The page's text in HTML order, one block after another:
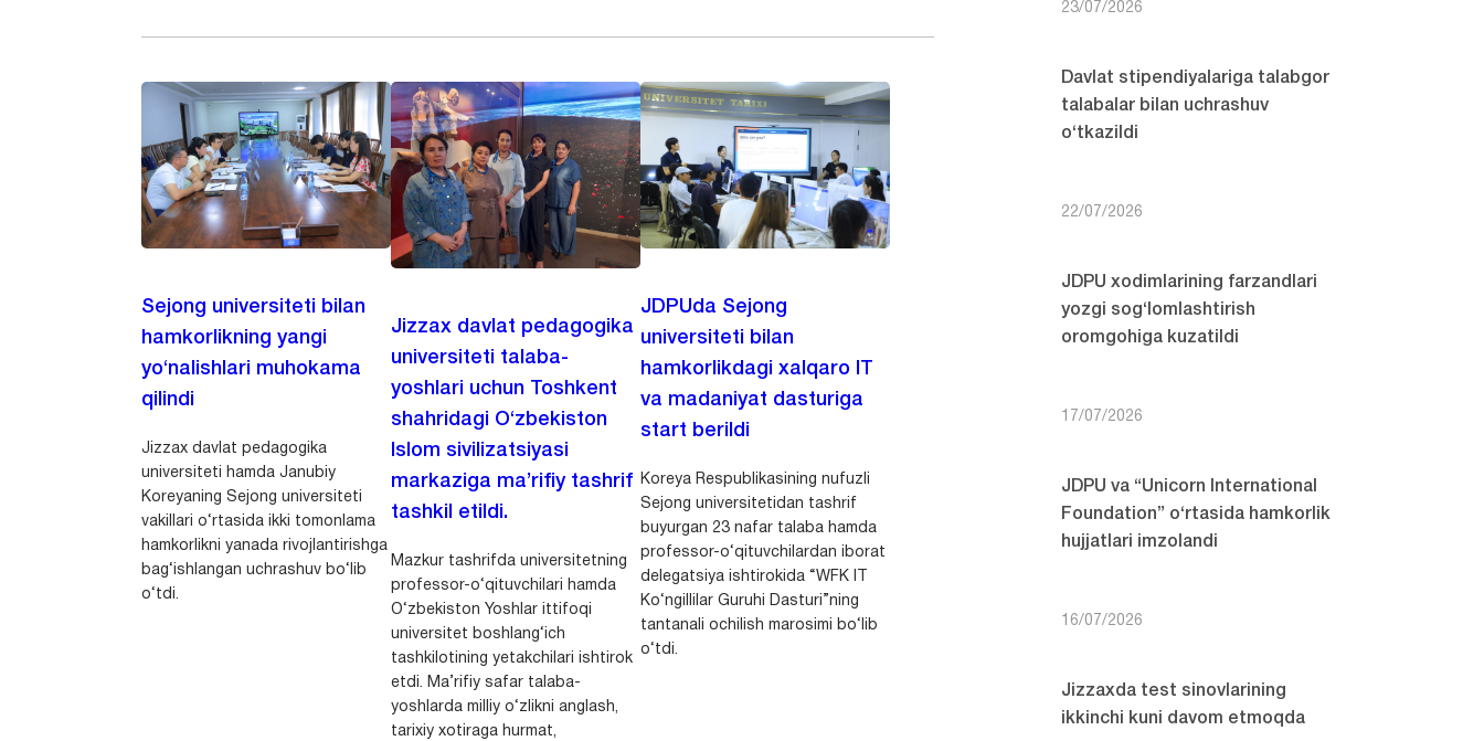
Sejong universiteti bilan
hamkorlikning yangi
yo‘nalishlari muhokama
qilindi
Jizzax davlat pedagogika
universiteti hamda Janubiy
Koreyaning Sejong universiteti
vakillari o‘rtasida ikki tomonlama
hamkorlikni yanada rivojlantirishga
bag‘ishlangan uchrashuv bo‘lib
o‘tdi.
Jizzax davlat pedagogika
universiteti talaba-
yoshlari uchun Toshkent
shahridagi O‘zbekiston
Islom sivilizatsiyasi
markaziga ma’rifiy tashrif
tashkil etildi.
Mazkur tashrifda universitetning
professor-o‘qituvchilari hamda
O‘zbekiston Yoshlar ittifoqi
universitet boshlang‘ich
tashkilotining yetakchilari ishtirok
etdi. Ma’rifiy safar talaba-
yoshlarda milliy o‘zlikni anglash,
tarixiy xotiraga hurmat,
JDPUda Sejong
universiteti bilan
hamkorlikdagi xalqaro IT
va madaniyat dasturiga
start berildi
Koreya Respublikasining nufuzli
Sejong universitetidan tashrif
buyurgan 23 nafar talaba hamda
professor-o‘qituvchilardan iborat
delegatsiya ishtirokida “WFK IT
Ko‘ngillilar Guruhi Dasturi”ning
tantanali ochilish marosimi bo‘lib
o‘tdi.
23/07/2026
Davlat stipendiyalariga talabgor
talabalar bilan uchrashuv
o‘tkazildi
22/07/2026
JDPU xodimlarining farzandlari
yozgi sog‘lomlashtirish
oromgohiga kuzatildi
17/07/2026
JDPU va “Unicorn International
Foundation” o‘rtasida hamkorlik
hujjatlari imzolandi
16/07/2026
Jizzaxda test sinovlarining
ikkinchi kuni davom etmoqda